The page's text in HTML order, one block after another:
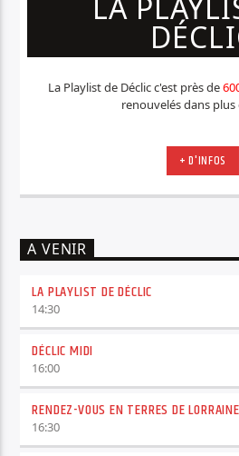
La Playlist de Déclic c'est près de
renouvelés dans plus
+ D'INFOS
A VENIR
LA PLAYLIST DE DÉCLIC
14:30
DÉCLIC MIDI
16:00
RENDEZ-VOUS EN TERRES DE
16:30